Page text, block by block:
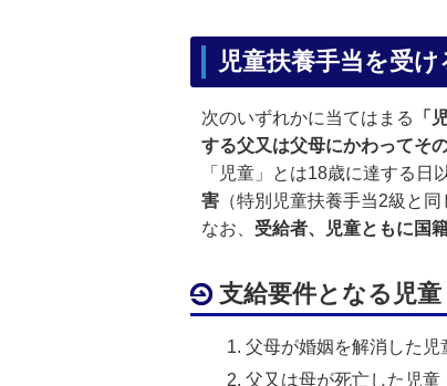
児童扶養手当を受
次のいずれかに当てはまる
「
する父又は父母にかわってそ
「児童」とは18歳に達する日
害 （特別児童扶養手当2級と同
なお、 受給者、児童ともに国
支給要件となる児童
父母が婚姻を解消した児
父又は母が死亡した児童